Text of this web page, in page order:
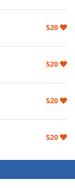
520
520
520
520